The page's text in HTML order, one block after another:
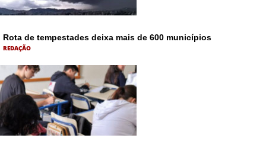
Rota de tempestades deixa mais de 600 municípios
REDAÇÃO